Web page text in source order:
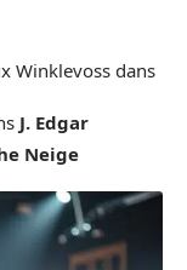
Winklevoss dans
J. Edgar
Neige